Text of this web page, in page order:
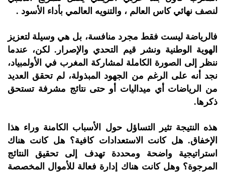
لنصف نهائي كاس العالم ، والتنويه العالمي بأداء الأسود .
فالرياضة ليست فقط مجرد منافسة، بل هي وسيلة لتعزيز
الهوية الوطنية ونشر قيم التحدي والإصرار. لكن، عندما
ننظر إلى الصورة الكاملة لمشاركة المغرب في الأولمبياد،
نجد أنه على الرغم من الجهود المبذولة، لم تحقق العديد
من الرياضات أي ميداليات أو حتى نتائج مشرفة تستحق
ذكرها.
هذه النتيجة تثير التساؤل حول الأسباب الكامنة وراء هذا
الإخفاق. هل كانت الاستعدادات كافية؟ هل كانت هناك
استراتيجية واضحة ومحددة تهدف إلى تحقيق النتائج
المرجوة؟ وهل كانت هناك إدارة فعالة للأموال المخصصة